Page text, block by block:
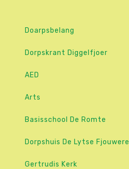
Doarpsbelang
Dorpskrant Diggelfjoer
AED
Arts
Basisschool De Romte
Dorpshuis De Lytse Fjouwere
Gertrudis Kerk